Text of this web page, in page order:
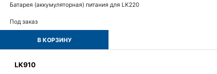
Батарея (аккумуляторная) питания для LK220
Под заказ
В КОРЗИНУ
LK910